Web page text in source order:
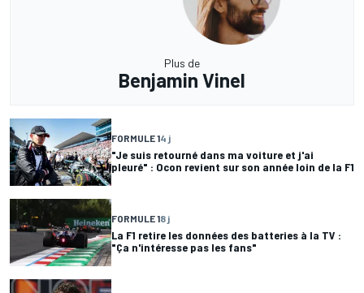
Plus de
Benjamin Vinel
FORMULE 14 j
"Je suis retourné dans ma voiture et j'ai
pleuré" : Ocon revient sur son année loin de la F1
FORMULE 18 j
La F1 retire les données des batteries à la TV :
"Ça n'intéresse pas les fans"